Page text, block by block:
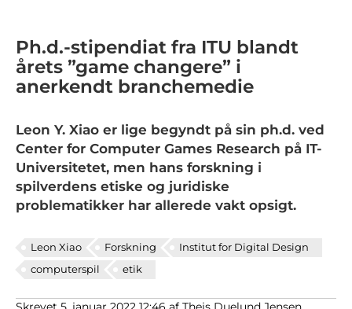
Ph.d.-stipendiat fra ITU blandt
årets ”game changere” i
anerkendt branchemedie
Leon Y. Xiao er lige begyndt på sin ph.d. ved
Center for Computer Games Research på IT-
Universitetet, men hans forskning i
spilverdens etiske og juridiske
problematikker har allerede vakt opsigt.
Leon Xiao Forskning
Institut for Digital Design
computerspil
etik